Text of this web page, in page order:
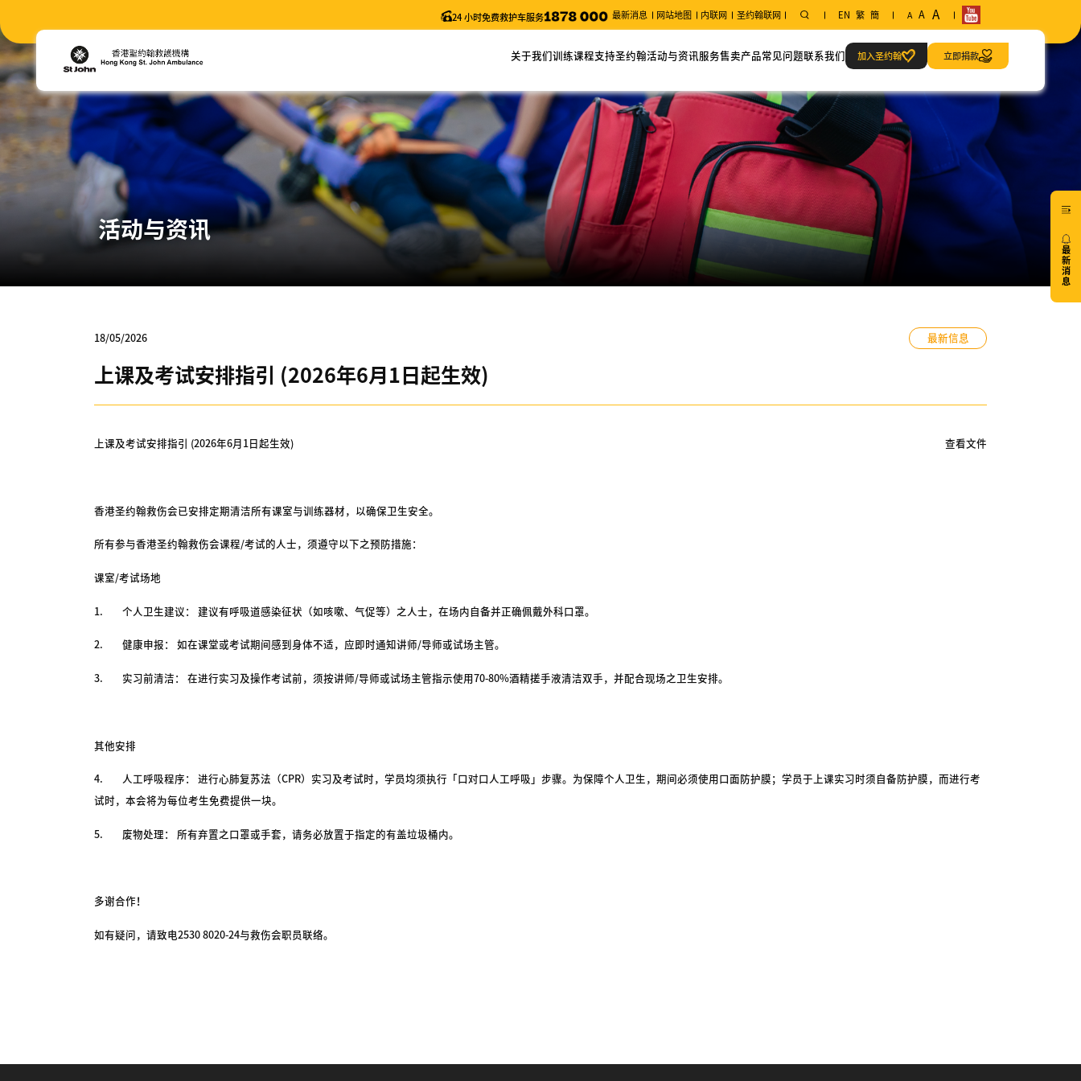
24 小时免费救护车服务 最新消息 网站地图 内联网 圣约翰联网 EN 繁 簡 A A A
关于我们
主席的话
年度报告
职位空缺
训练课程
课程列表
课程搜索
课程时间表
台风及暴雨安排/特别通知
更改考试日期 (「急救证书」课程)
电子表格
支持圣约翰
义工服务
活动与资讯
近期活动
圣约翰通讯
服务
申请急救当值服务
售卖产品常见问题联系我们
我们的地址
加入圣约翰 立即捐款
活动与资讯
18/05/2026 最新信息
上课及考试安排指引 (2026年6月1日起生效)
查看文件
上课及考试安排指引 (2026年6月1日起生效)
香港圣约翰救伤会已安排定期清洁所有课室与训练器材，以确保卫生安全。
所有参与香港圣约翰救伤会课程/考试的人士，须遵守以下之预防措施：
课室/考试场地
1. 个人卫生建议： 建议有呼吸道感染征状（如咳嗽、气促等）之人士，在场内自备并正确佩戴外科口罩。
2. 健康申报： 如在课堂或考试期间感到身体不适，应即时通知讲师/导师或试场主管。
3. 实习前清洁： 在进行实习及操作考试前，须按讲师/导师或试场主管指示使用70-80%酒精搓手液清洁双手，并配合现场之卫生安排。
其他安排
4. 人工呼吸程序： 进行心肺复苏法（CPR）实习及考试时，学员均须执行「口对口人工呼吸」步骤。为保障个人卫生，期间必须使用口面防护膜；学员于上课实习时须自备防护膜，而进行考
试时，本会将为每位考生免费提供一块。
5. 废物处理： 所有弃置之口罩或手套，请务必放置于指定的有盖垃圾桶内。
多谢合作！
如有疑问，请致电2530 8020-24与救伤会职员联络。
最
新
消
息